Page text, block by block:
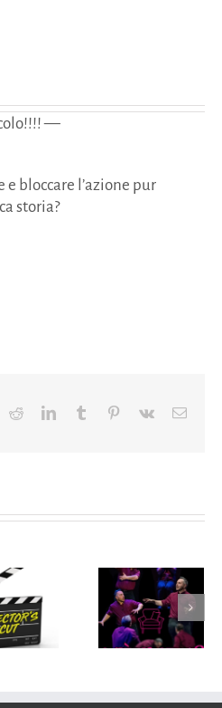
—
bloccare l’azione pur
storia?
RedditLinkedInTumblr Pinterest
Vk Email
Chi è di
Scena?